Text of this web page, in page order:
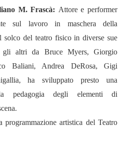
M. Frascà: Attore e performer
sul lavoro in maschera della
solco del teatro fisico in diverse sue
gli altri da Bruce Myers, Giorgio
Baliani, Andrea DeRosa, Gigi
ha sviluppato presto una
pedagogia degli elementi di
programmazione artistica del Teatro